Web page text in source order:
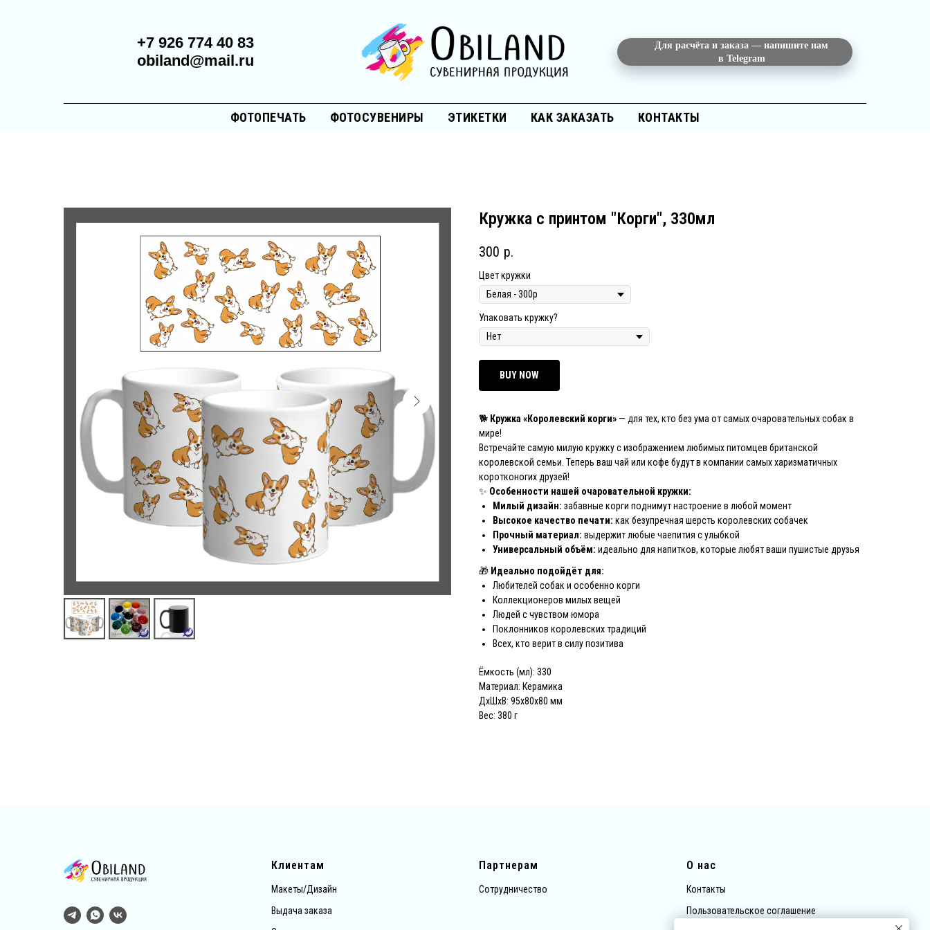
+7 926 774 40 83
obiland@mail.ru
Для расчёта и заказа — напишите нам
в Telegram
ФОТОПЕЧАТЬ ФОТОСУВЕНИРЫ ЭТИКЕТКИ КАК ЗАКАЗАТЬ КОНТАКТЫ
Кружка с принтом "Корги", 330мл
300 р.
Цвет кружки
Упаковать кружку?
BUY NOW
🐕 Кружка «Королевский корги» — для тех, кто без ума от самых очаровательных собак в
мире!
Встречайте самую милую кружку с изображением любимых питомцев британской
королевской семьи. Теперь ваш чай или кофе будут в компании самых харизматичных
коротконогих друзей!
✨ Особенности нашей очаровательной кружки:
Милый дизайн: забавные корги поднимут настроение в любой момент
Высокое качество печати: как безупречная шерсть королевских собачек
Прочный материал: выдержит любые чаепития с улыбкой
Универсальный объём: идеально для напитков, которые любят ваши пушистые друзья
🎁 Идеально подойдёт для:
Любителей собак и особенно корги
Коллекционеров милых вещей
Людей с чувством юмора
Поклонников королевских традиций
Всех, кто верит в силу позитива
Ёмкость (мл): 330
Материал: Керамика
ДxШxВ: 95x80x80 мм
Вес: 380 г
Клиентам
Макеты/Дизайн
Выдача заказа
Партнерам
Сотрудничество
О нас
Контакты
Пользовательское соглашение